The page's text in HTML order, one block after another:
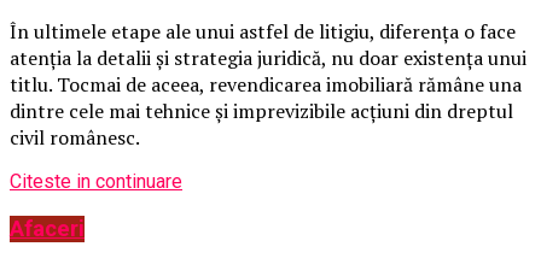
În ultimele etape ale unui astfel de litigiu, diferența o face
atenția la detalii și strategia juridică, nu doar existența unui
titlu. Tocmai de aceea, revendicarea imobiliară rămâne una
dintre cele mai tehnice și imprevizibile acțiuni din dreptul
civil românesc.
Citeste in continuare
Afaceri